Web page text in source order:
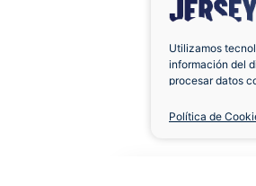
Utilizamos
información del
procesar datos
negativamente
Política de